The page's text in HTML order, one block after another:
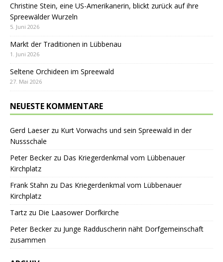
Christine Stein, eine US-Amerikanerin, blickt zurück auf ihre
Spreewälder Wurzeln
5. Juni 2026
Markt der Traditionen in Lübbenau
1. Juni 2026
Seltene Orchideen im Spreewald
27. Mai 2026
NEUESTE KOMMENTARE
Gerd Laeserzu Kurt Vorwachs und sein Spreewald in der
Nussschale
Peter Beckerzu Das Kriegerdenkmal vom Lübbenauer
Kirchplatz
Frank Stahn zu Das Kriegerdenkmal vom Lübbenauer
Kirchplatz
Tartz zu Die Laasower Dorfkirche
Peter Beckerzu Junge Radduscherin näht Dorfgemeinschaft
zusammen